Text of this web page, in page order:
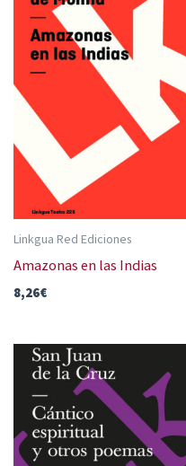
Linkgua Red Ediciones
Amazonas en las Indias
8,26€